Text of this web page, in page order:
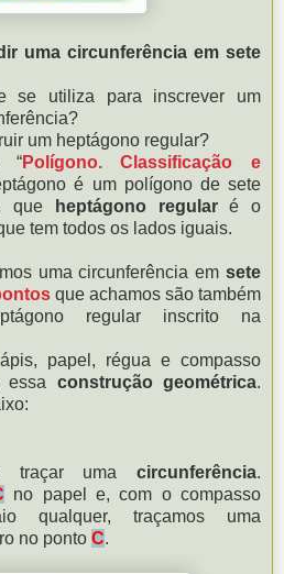
uma circunferência em sete
se utiliza para inscrever um
um heptágono regular?
“Polígono. Classificação e
é um polígono de sete
que
heptágono regularé o
tem todos os lados iguais.
uma circunferência em sete
que achamos são também
regular inscrito na
papel, régua e compasso
essa construção geométrica.
traçar uma circunferência.
no papel e, com o compasso
qualquer, traçamos uma
no ponto C.